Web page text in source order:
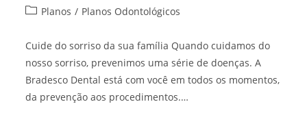
author:
published:
PostPlanos / Planos Odontológicos
Cuide do sorriso da sua família Quando cuidamos do
nosso sorriso, prevenimos uma série de doenças. A
Bradesco Dental está com você em todos os momentos,
da prevenção aos procedimentos.…